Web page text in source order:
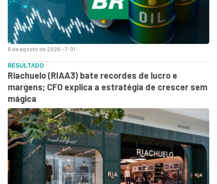
6 de agosto de 2026 - 7:01
RESULTADO
Riachuelo (RIAA3) bate recordes de lucro e
margens; CFO explica a estratégia de crescer sem
mágica